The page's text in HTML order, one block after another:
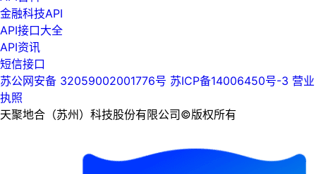
金融科技API
API接口大全
API资讯
短信接口
苏公网安备 32059002001776号 苏ICP备14006450号-3 营业
执照
天聚地合（苏州）科技股份有限公司©版权所有